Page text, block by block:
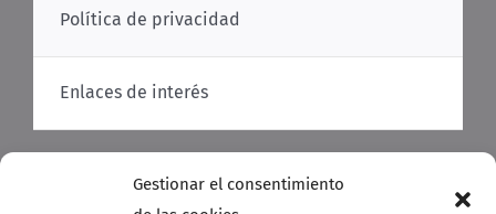
Gestionar el consentimiento
Política de privacidad
Enlaces de interés
Portal subvencionado por